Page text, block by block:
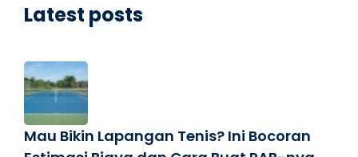
Latest posts
Mau Bikin Lapangan Tenis? Ini Bocoran